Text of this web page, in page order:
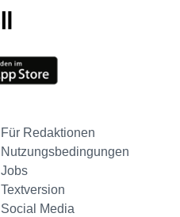
Für Redaktionen
Nutzungsbedingungen
Jobs
Textversion
Social Media